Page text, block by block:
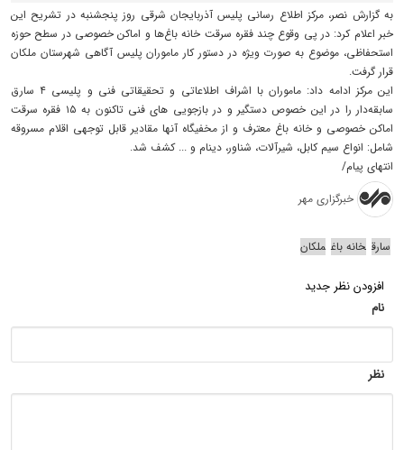
به گزارش نصر، مرکز اطلاع رسانی پلیس آذربایجان شرقی روز پنجشنبه در تشریح این
خبر اعلام کرد: در پی وقوع چند فقره سرقت خانه‌ باغ‌ها و اماکن خصوصی در سطح حوزه
استحفاظی، موضوع به صورت ویژه در دستور کار ماموران پلیس آگاهی شهرستان ملکان
قرار گرفت.
این مرکز ادامه داد: ماموران با اشراف اطلاعاتی و تحقیقاتی فنی و پلیسی ۴ سارق
سابقه‌دار را در این خصوص دستگیر و در بازجویی های فنی تاکنون به ۱۵ فقره سرقت
اماکن خصوصی و خانه باغ معترف و از مخفیگاه آنها مقادیر قابل توجهی اقلام مسروقه
شامل: انواع سیم کابل، شیرآلات، شناور، دینام و ... کشف شد.
انتهای پیام/
خبرگزاری مهر
سارق خانه باغ ملکان
افزودن نظر جدید
نام
نظر